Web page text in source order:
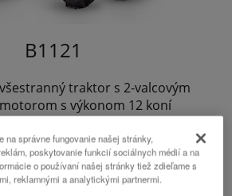
B1121
traktor s 2-valcovým
s výkonom 12 koní
na správne fungovanie našej stránky,
poskytovanie funkcií sociálnych médií a na
o používaní našej stránky tiež zdieľame s
reklamnými a analytickými partnermi.